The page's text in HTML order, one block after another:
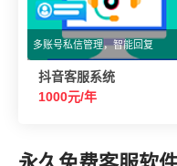
多账号私信管理，智能回复
抖音客服系统
1000元/年